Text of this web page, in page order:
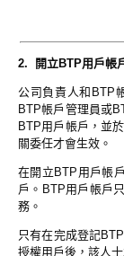
2. 開立BTP用戶帳
公司負責人和BTP
BTP帳戶管理員或
BTP用戶帳戶，並
關委任才會生效。
在開立BTP用戶帳
戶。BTP用戶帳戶
務。
只有在完成登記
授權用戶後，該人